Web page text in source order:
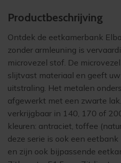
Product­beschrijving
Ontdek de eetkamerbank
zonder armleuning is
microvezel stof. De
slijtvast materiaal en geeft
uitstraling. Het metalen
afgewerkt met een zwarte
verkrijgbaar in 140, 170 of
kleuren: antraciet, toffee
deze serie is ook een
en zijn ook bijpassende